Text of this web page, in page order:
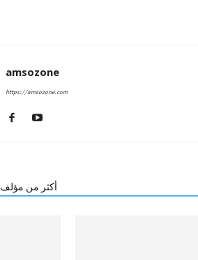
amsozone
https://amsozone.com
أكثر من مؤلف